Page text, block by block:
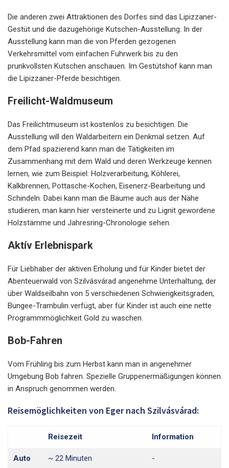
Die anderen zwei Attraktionen des Dorfes sind das Lipizzaner-
Gestüt und die dazugehörige Kutschen-Ausstellung. In der
Ausstellung kann man die von Pferden gezogenen
Verkehrsmittel vom einfachen Fuhrwerk bis zu den
prunkvollsten Kutschen anschauen. Im Gestütshof kann man
die Lipizzaner-Pferde besichtigen.
Freilicht-Waldmuseum
Das Freilichtmuseum ist kostenlos zu besichtigen. Die
Ausstellung will den Waldarbeitern ein Denkmal setzen. Auf
dem Pfad spazierend kann man die Tätigkeiten im
Zusammenhang mit dem Wald und deren Werkzeuge kennen
lernen, wie zum Beispiel: Holzverarbeitung, Köhlerei,
Kalkbrennen, Pottasche-Kochen, Eisenerz-Bearbeitung und
Schindeln. Dabei kann man die Bäume auch aus der Nähe
studieren, man kann hier versteinerte und zu Lignit gewordene
Holzstämme und Jahresring-Chronologie sehen.
Aktív Erlebnispark
Für Liebhaber der aktiven Erholung und für Kinder bietet der
Abenteuerwald von Szilvásvárad angenehme Unterhaltung, der
über Waldseilbahn von 5 verschiedenen Schwierigkeitsgraden,
Bungee-Trambulin verfügt, aber für Kinder ist auch eine nette
Programmmöglichkeit Gold zu waschen.
Bob-Fahren
Vom Frühling bis zum Herbst kann man in angenehmer
Umgebung Bob fahren. Spezielle Gruppenermäßigungen können
in Anspruch genommen werden.
Reisemöglichkeiten von Eger nach Szilvásvárad:
Reisezeit Information
Auto ~ 22 Minuten -